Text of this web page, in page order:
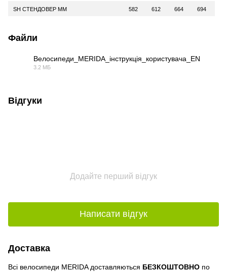
SH СТЕНДОВЕР ММ 582 612 664 694
Файли
Велосипеди_MERIDA_інструкція_користувача_EN
3.2 МБ
Відгуки
Додайте перший відгук
Написати відгук
Доставка
Всі велосипеди MERIDA доставляються БЕЗКОШТОВНО по